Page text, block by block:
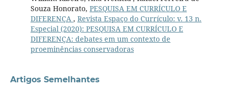
Souza Honorato, PESQUISA EM CURRÍCULO E
DIFERENÇA , Revista Espaço do Currículo: v. 13 n.
Especial (2020): PESQUISA EM CURRÍCULO E
DIFERENÇA: debates em um contexto de
proeminências conservadoras
Artigos Semelhantes